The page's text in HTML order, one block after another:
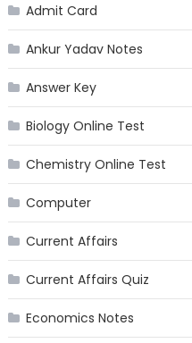
Admit Card
Ankur Yadav Notes
Answer Key
Biology Online Test
Chemistry Online Test
Computer
Current Affairs
Current Affairs Quiz
Economics Notes